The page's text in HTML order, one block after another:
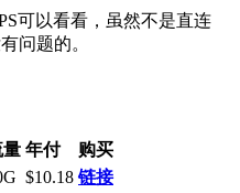
可以看看，虽然不是直连
问题的。
量 年付
购买
$10.18 链接